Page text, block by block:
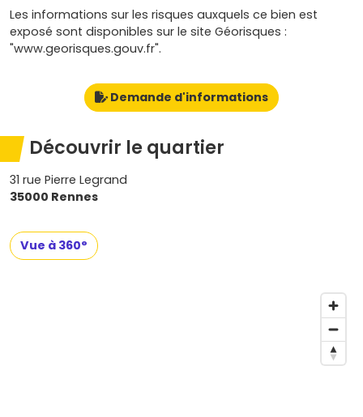
Les informations sur les risques auxquels ce bien est
exposé sont disponibles sur le site Géorisques :
"www.georisques.gouv.fr".
Demande d'informations
Découvrir le quartier
31 rue Pierre Legrand
35000 Rennes
Vue à 360°